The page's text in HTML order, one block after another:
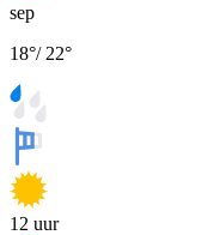
sep
18°/ 22°
12 uur